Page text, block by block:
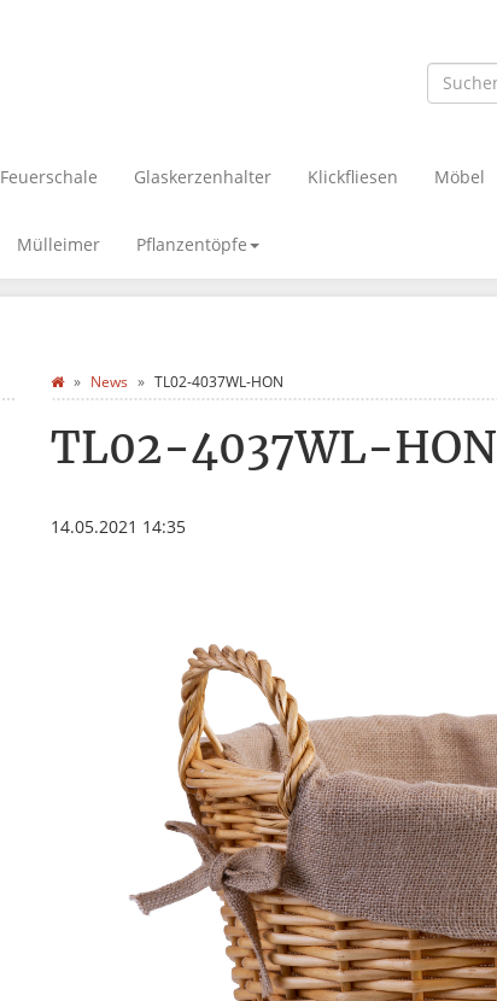
Feuerschale Glaskerzenhalter Klickfliesen Möbel
Mülleimer Pflanzentöpfe
News TL02-4037WL-HON
TL02-4037WL-HON
14.05.2021 14:35